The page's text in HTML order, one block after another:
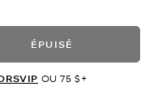
ÉPUISÉ
OU 75 $+